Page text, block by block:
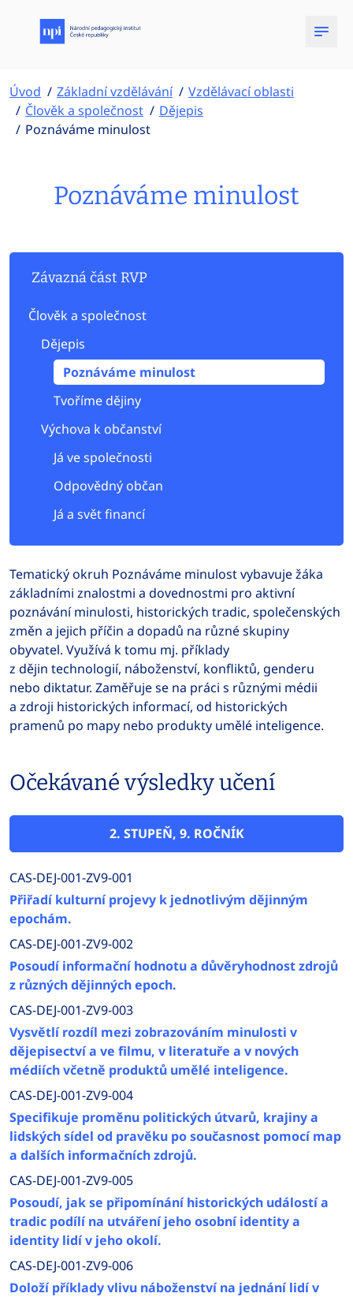
Úvod Základní vzdělávání
Vzdělávací oblasti
Člověk a společnost
Dějepis
Poznáváme minulost
Poznáváme minulost
Závazná část RVP
Člověk a společnost
Dějepis
Poznáváme minulost
Tvoříme dějiny
Výchova k občanství
Já ve společnosti
Odpovědný občan
Já a svět financí
Tematický okruh Poznáváme minulost vybavuje žáka
základními znalostmi a dovednostmi pro aktivní
poznávání minulosti, historických tradic, společenských
změn a jejich příčin a dopadů na různé skupiny
obyvatel. Využívá k tomu mj. příklady
z dějin technologií, náboženství, konfliktů, genderu
nebo diktatur. Zaměřuje se na práci s různými médii
a zdroji historických informací, od historických
pramenů po mapy nebo produkty umělé inteligence.
Očekávané výsledky učení
2. STUPEŇ, 9. ROČNÍK
CAS-DEJ-001-ZV9-001
Přiřadí kulturní projevy k jednotlivým dějinným
epochám.
CAS-DEJ-001-ZV9-002
Posoudí informační hodnotu a důvěryhodnost zdrojů
z různých dějinných epoch.
CAS-DEJ-001-ZV9-003
Vysvětlí rozdíl mezi zobrazováním minulosti v
dějepisectví a ve filmu, v literatuře a v nových
médiích včetně produktů umělé inteligence.
CAS-DEJ-001-ZV9-004
Specifikuje proměnu politických útvarů, krajiny a
lidských sídel od pravěku po současnost pomocí map
a dalších informačních zdrojů.
CAS-DEJ-001-ZV9-005
Posoudí, jak se připomínání historických událostí a
tradic podílí na utváření jeho osobní identity a
identity lidí v jeho okolí.
CAS-DEJ-001-ZV9-006
Doloží příklady vlivu náboženství na jednání lidí v